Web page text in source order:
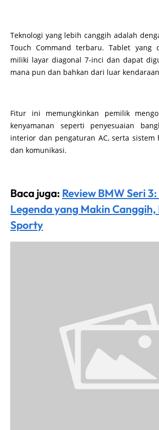
Teknologi yang lebih canggih adalah
Touch Command terbaru. Tablet yang
miliki layar diagonal 7-inci dan dapat
mana pun dan bahkan dari luar
Fitur ini memungkinkan pemilik
kenyamanan seperti penyesuaian
interior dan pengaturan AC, serta sistem
dan komunikasi.
Baca juga: Review BMW Seri
Legenda yang Makin
Sporty